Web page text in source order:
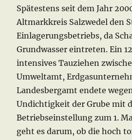
Spätestens seit dem Jahr
Altmarkkreis Salzwedel den
Einlagerungsbetriebs, da
Grundwasser eintreten. Ein
intensives Tauziehen
Umweltamt,
Landesbergamt endete
Undichtigkeit der Grube mit
Betriebseinstellung zum 1.
geht es darum, ob die hoch